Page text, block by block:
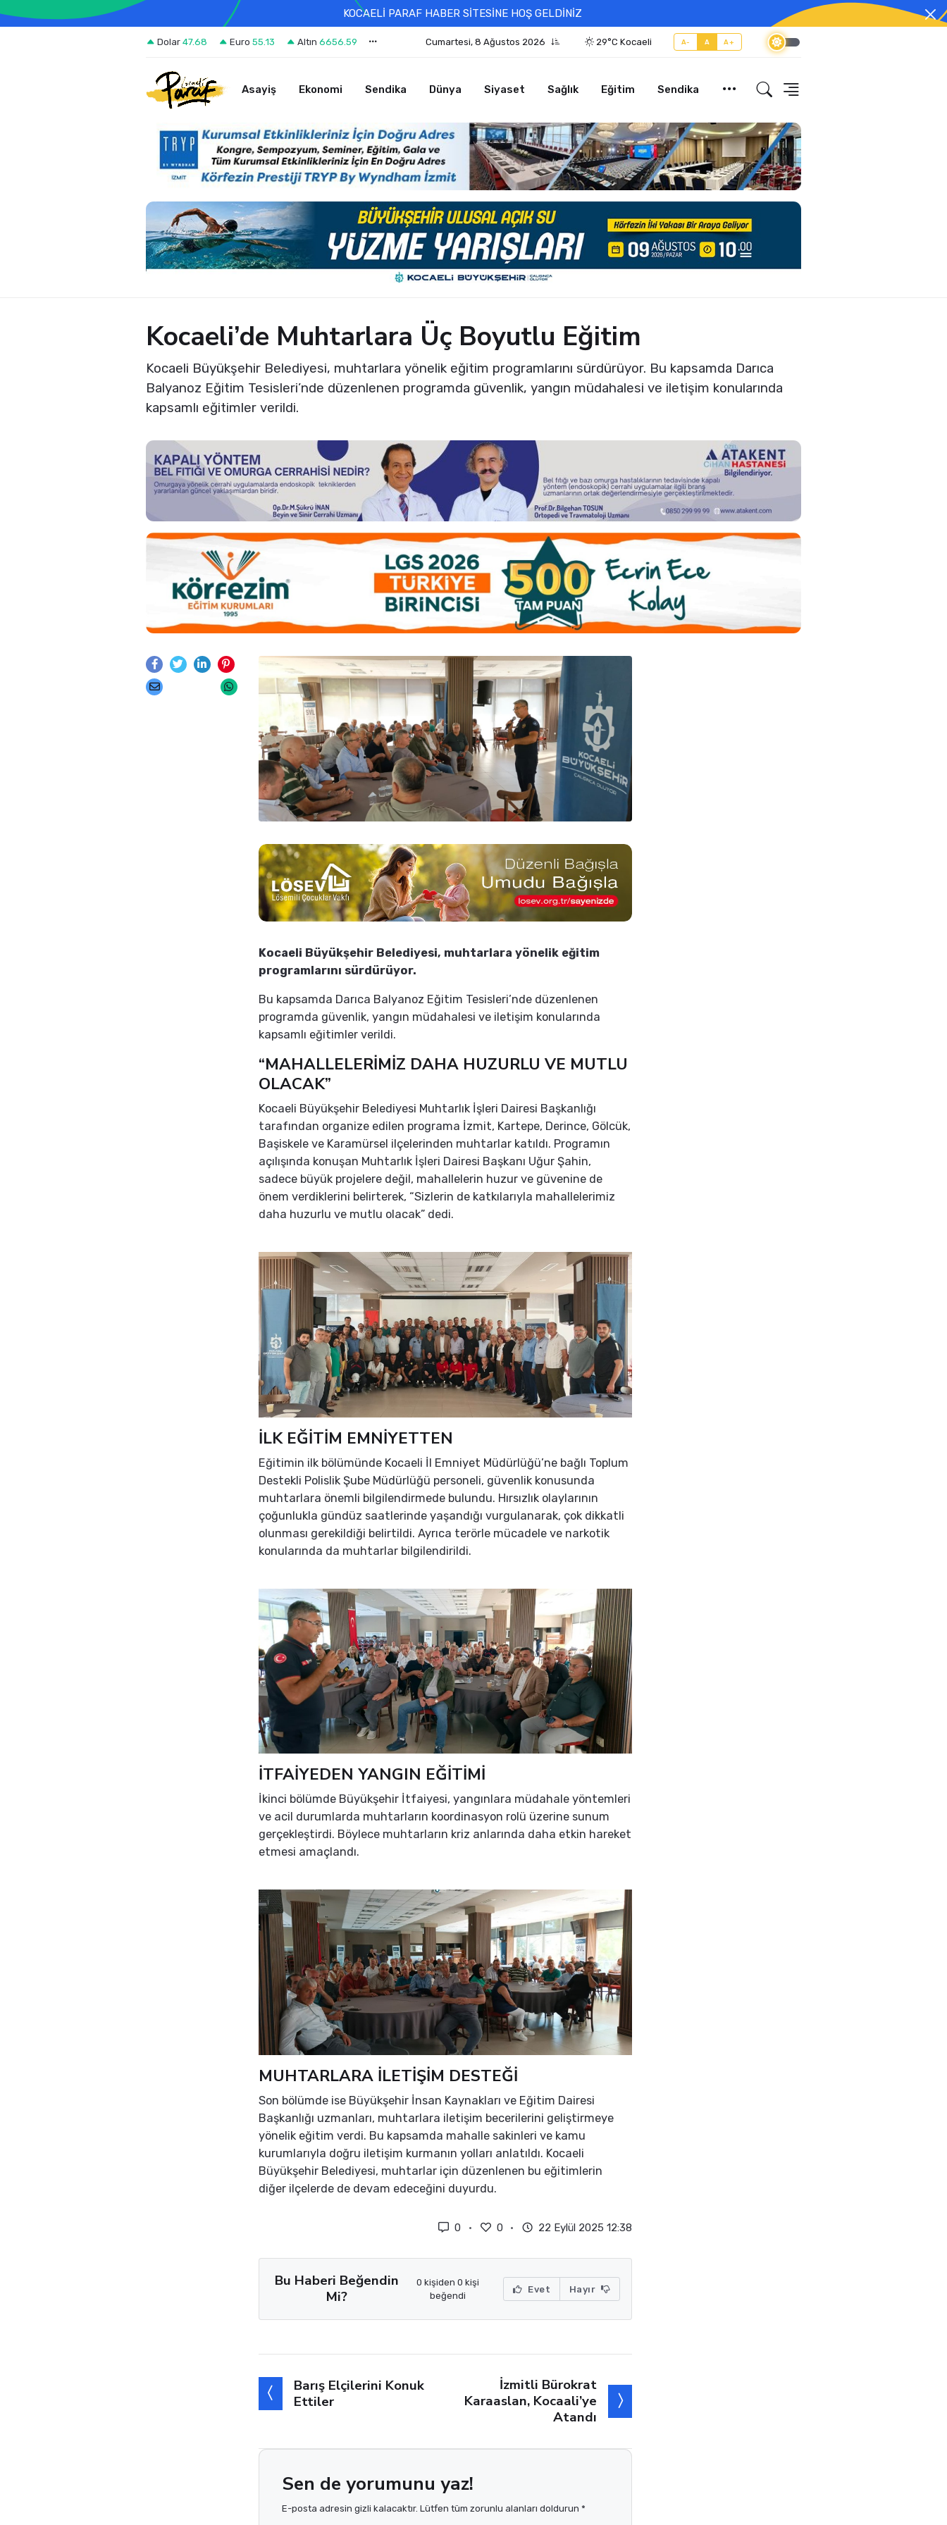
KOCAELİ PARAF HABER SİTESİNE HOŞ GELDİNİZ
Dolar 47.68 Euro 55.13 Altın 6656.59 Cumartesi, 8 Ağustos 2026 29°C Kocaeli A- A A+
Asayiş Ekonomi Sendika Dünya Siyaset Sağlık Eğitim Sendika
Kocaeli’de Muhtarlara Üç Boyutlu Eğitim
Kocaeli Büyükşehir Belediyesi, muhtarlara yönelik eğitim programlarını sürdürüyor. Bu kapsamda Darıca
Balyanoz Eğitim Tesisleri’nde düzenlenen programda güvenlik, yangın müdahalesi ve iletişim konularında
kapsamlı eğitimler verildi.
Kocaeli Büyükşehir Belediyesi, muhtarlara yönelik eğitim
programlarını sürdürüyor.
Bu kapsamda Darıca Balyanoz Eğitim Tesisleri’nde düzenlenen
programda güvenlik, yangın müdahalesi ve iletişim konularında
kapsamlı eğitimler verildi.
“MAHALLELERİMİZ DAHA HUZURLU VE MUTLU
OLACAK”
Kocaeli Büyükşehir Belediyesi Muhtarlık İşleri Dairesi Başkanlığı
tarafından organize edilen programa İzmit, Kartepe, Derince, Gölcük,
Başiskele ve Karamürsel ilçelerinden muhtarlar katıldı. Programın
açılışında konuşan Muhtarlık İşleri Dairesi Başkanı Uğur Şahin,
sadece büyük projelere değil, mahallelerin huzur ve güvenine de
önem verdiklerini belirterek, “Sizlerin de katkılarıyla mahallelerimiz
daha huzurlu ve mutlu olacak” dedi.
İLK EĞİTİM EMNİYETTEN
Eğitimin ilk bölümünde Kocaeli İl Emniyet Müdürlüğü’ne bağlı Toplum
Destekli Polislik Şube Müdürlüğü personeli, güvenlik konusunda
muhtarlara önemli bilgilendirmede bulundu. Hırsızlık olaylarının
çoğunlukla gündüz saatlerinde yaşandığı vurgulanarak, çok dikkatli
olunması gerekildiği belirtildi. Ayrıca terörle mücadele ve narkotik
konularında da muhtarlar bilgilendirildi.
İTFAİYEDEN YANGIN EĞİTİMİ
İkinci bölümde Büyükşehir İtfaiyesi, yangınlara müdahale yöntemleri
ve acil durumlarda muhtarların koordinasyon rolü üzerine sunum
gerçekleştirdi. Böylece muhtarların kriz anlarında daha etkin hareket
etmesi amaçlandı.
MUHTARLARA İLETİŞİM DESTEĞİ
Son bölümde ise Büyükşehir İnsan Kaynakları ve Eğitim Dairesi
Başkanlığı uzmanları, muhtarlara iletişim becerilerini geliştirmeye
yönelik eğitim verdi. Bu kapsamda mahalle sakinleri ve kamu
kurumlarıyla doğru iletişim kurmanın yolları anlatıldı. Kocaeli
Büyükşehir Belediyesi, muhtarlar için düzenlenen bu eğitimlerin
diğer ilçelerde de devam edeceğini duyurdu.
0 0 22 Eylül 2025 12:38
Bu Haberi Beğendin
Mi?
0 kişiden 0 kişi
beğendi
Evet Hayır
Barış Elçilerini Konuk
Ettiler
İzmitli Bürokrat
Karaaslan, Kocaali’ye
Atandı
Sen de yorumunu yaz!
E-posta adresin gizli kalacaktır. Lütfen tüm zorunlu alanları doldurun *